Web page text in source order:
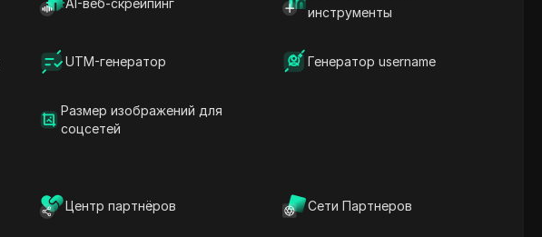
AI-веб-скрейпинг
инструменты
UTM-генератор Генератор username
Размер изображений для
соцсетей
Центр партнёров Сети Партнеров
вопросы об этой странице
в
Ключевая информация
Ключевые слова
Связанные вопросы и
ответы
DICloak антидетект браузер